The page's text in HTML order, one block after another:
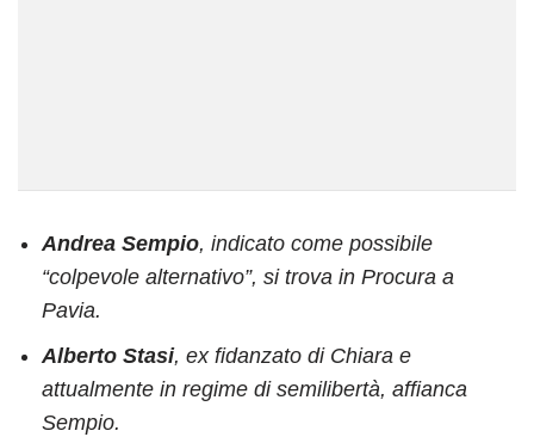
Andrea Sempio, indicato come possibile
“colpevole alternativo”, si trova in Procura a
Pavia.
Alberto Stasi, ex fidanzato di Chiara e
attualmente in regime di semilibertà, affianca
Sempio.